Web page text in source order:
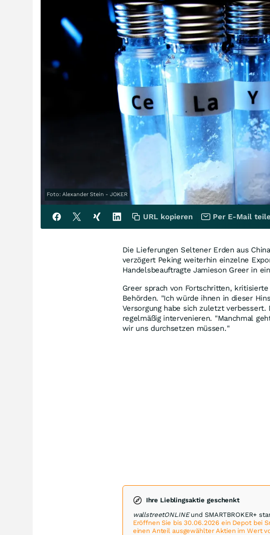
Foto: Alexander Stein - JOKER
Die Lieferungen Seltener Erden aus
verzögert Peking weiterhin einzelne
Handelsbeauftragte Jamieson Greer in
Greer sprach von Fortschritten,
Behörden. "Ich würde ihnen in dieser
Versorgung habe sich zuletzt
regelmäßig intervenieren. "Manchmal
wir uns durchsetzen müssen."
Ihre Lieblingsaktie geschenkt
wallstreetONLINEund SMARTBROKER+
Eröffnen Sie bis 30.06.2026 ein Depot bei
einen Anteil ausgewählter Aktien im Wert
URL kopieren Per E-Mail